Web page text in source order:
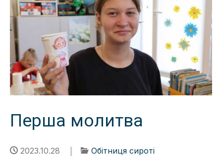
Перша молитва
2023.10.28 Обітниця сироті